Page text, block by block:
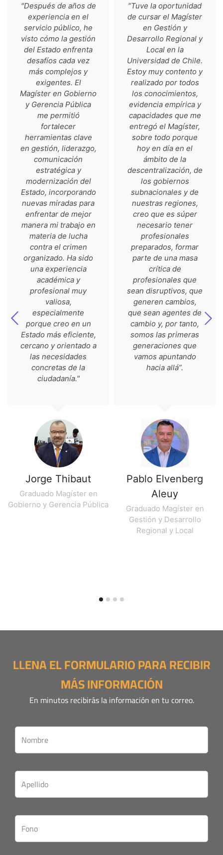
Jorge Thibaut
Graduado Magíster en
Gobierno y Gerencia Pública
"Después de años de
experiencia en el
servicio público, he
visto cómo la gestión
del Estado enfrenta
desafíos cada vez
más complejos y
exigentes. El
Magíster en Gobierno
y Gerencia Pública
me permitió
fortalecer
herramientas clave
en gestión, liderazgo,
comunicación
estratégica y
modernización del
Estado, incorporando
nuevas miradas para
enfrentar de mejor
manera mi trabajo en
materia de lucha
contra el crimen
organizado. Ha sido
una experiencia
académica y
profesional muy
valiosa,
especialmente
porque creo en un
Estado más eficiente,
cercano y orientado a
las necesidades
concretas de la
ciudadanía."
Pablo Elvenberg
Aleuy
Graduado Magíster en
Gestión y Desarrollo
Regional y Local
“Tuve la oportunidad
de cursar el Magíster
en Gestión y
Desarrollo Regional y
Local en la
Universidad de Chile.
Estoy muy contento y
realizado por todos
los conocimientos,
evidencia empírica y
capacidades que me
entregó el Magíster,
sobre todo porque
hoy en día en el
ámbito de la
descentralización, de
los gobiernos
subnacionales y de
nuestras regiones,
creo que es súper
necesario tener
profesionales
preparados, formar
parte de una masa
crítica de
profesionales que
sean disruptivos, que
generen cambios,
que sean agentes de
cambio y, por tanto,
somos las primeras
generaciones que
vamos apuntando
hacia allá”.
LLENA EL FORMULARIO PARA RECIBIR
MÁS INFORMACIÓN
En minutos recibirás la información en tu correo.